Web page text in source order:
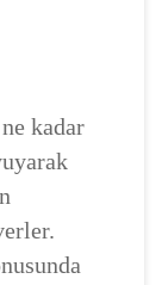
kadar